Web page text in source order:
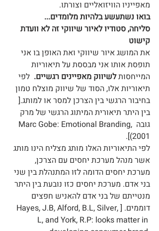
מאפייניו הוויזואליים וצורתו.
בואו נשתעשע בלהיות מלומדים...
סליחה, סטודיו לאיור שיווקי זה לא וועדת
קישוט
את המושג איור שיווקי ואת האופן בו אני
תופסת אותו אני מבססת על תיאוריות
המייחסות לשיווק מאפיינים רגשיים. לפי
תיאוריות אלו, הסוד של שיווק מוצלח טמון
בחיבור הרגשי בין הצרכן למסר או למותג.[
בין היתר תיאורית המיתוג הרגשי של מרק
גובה Marc Gobe: Emotional Branding,
2001)].
לפי התיאוריות האלו מותג מצליח הינו מותג
אשר מנהל מערכת יחסים עם הצרכן,
מערכת יחסים הדומה לזו המתנהלת בין שני
בני אדם. מערכת יחסים כזו נובעת בין היתר
מנטייתם של בני אדם להאניש חפצים
דוממים. [Hayes, J.B, Alford, B.L, Silver,
L, and York, R.P: looks matter in